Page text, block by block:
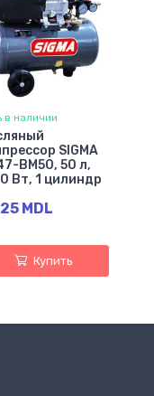
в наличии
SIGMA
BM50, 50 л,
Вт, 1 цилиндр
MDL
Купить